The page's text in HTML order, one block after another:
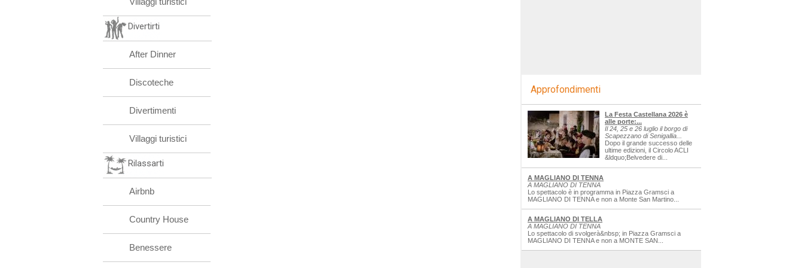
Divertirti
After Dinner
Discoteche
Divertimenti
Villaggi turistici
Rilassarti
Airbnb
Country House
Benessere
Approfondimenti
La Festa Castellana 2026 è
alle porte:...
Il 24, 25 e 26 luglio il borgo di
Scapezzano di Senigallia...
Dopo il grande successo delle
ultime edizioni, il Circolo ACLI
&ldquo;Belvedere di...
A MAGLIANO DI TENNA
A MAGLIANO DI TENNA
Lo spettacolo è in programma in Piazza Gramsci a
MAGLIANO DI TENNA e non a Monte San Martino...
A MAGLIANO DI TELLA
A MAGLIANO DI TENNA
Lo spettacolo di svolgerà&nbsp; in Piazza Gramsci a
MAGLIANO DI TENNA e non a MONTE SAN...